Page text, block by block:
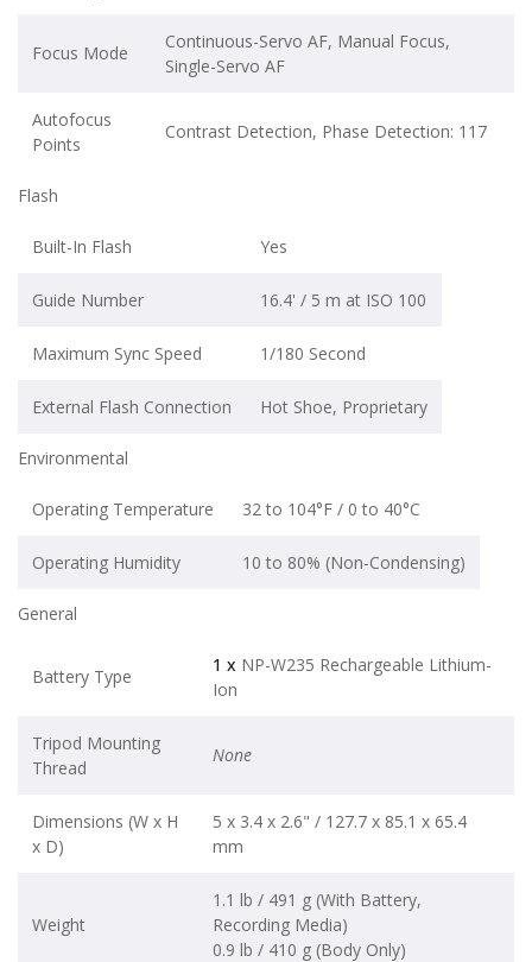
Focus Mode
Continuous-Servo AF, Manual Focus,
Single-Servo AF
Autofocus
Points
Contrast Detection, Phase Detection: 117
Flash
Built-In Flash Yes
Guide Number 16.4' / 5 m at ISO 100
Maximum Sync Speed 1/180 Second
External Flash Connection Hot Shoe, Proprietary
Environmental
Operating Temperature 32 to 104°F / 0 to 40°C
Operating Humidity 10 to 80% (Non-Condensing)
General
Battery Type
1 x NP-W235 Rechargeable Lithium-
Ion
Tripod Mounting
Thread
None
Dimensions (W x H
x D)
5 x 3.4 x 2.6" / 127.7 x 85.1 x 65.4
mm
Weight
1.1 lb / 491 g (With Battery,
Recording Media)
0.9 lb / 410 g (Body Only)